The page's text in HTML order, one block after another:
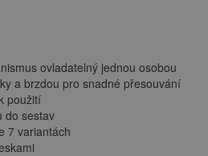
ovladatelný jednou osobou
a brzdou pro snadné přesouvání
použití
do sestav
7 variantách